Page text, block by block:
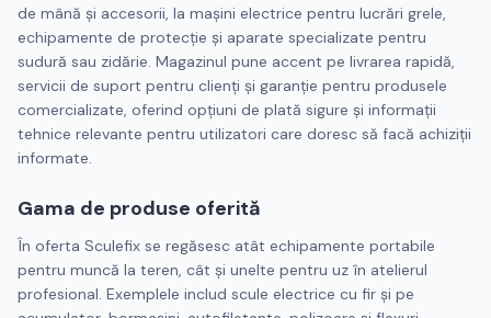
de mână şi accesorii, la maşini electrice pentru lucrări grele,
echipamente de protecţie şi aparate specializate pentru
sudură sau zidărie. Magazinul pune accent pe livrarea rapidă,
servicii de suport pentru clienţi şi garanţie pentru produsele
comercializate, oferind opţiuni de plată sigure şi informaţii
tehnice relevante pentru utilizatori care doresc să facă achiziţii
informate.
Gama de produse oferită
În oferta Sculefix se regăsesc atât echipamente portabile
pentru muncă la teren, cât şi unelte pentru uz în atelierul
profesional. Exemplele includ scule electrice cu fir şi pe